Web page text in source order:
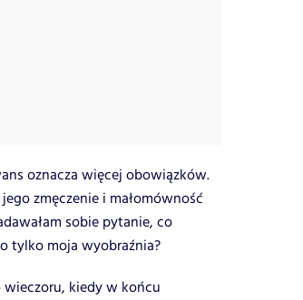
oznacza więcej obowiązków.
zmęczenie i małomówność
sobie pytanie, co
tylko moja wyobraźnia?
wieczoru, kiedy w końcu